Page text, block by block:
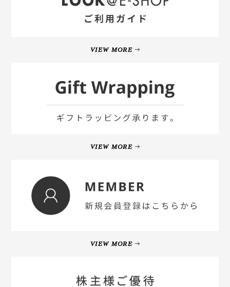
VIEW MORE
VIEW MORE
VIEW MORE